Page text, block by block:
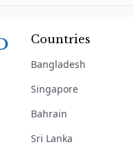
Countries
Bangladesh
Singapore
Bahrain
Sri Lanka